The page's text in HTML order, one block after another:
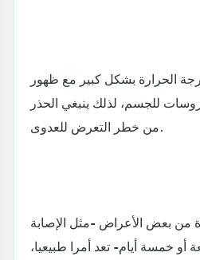
الحرارة بشكل كبير مع ظهور
للجسم، لذلك ينبغي الحذر
من خطر التعرض للعدوى.
من بعض الأعراض -مثل الإصابة
أو خمسة أيام- تعد أمرا طبيعيا،